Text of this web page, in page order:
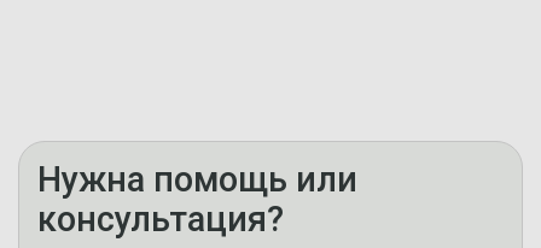
Нужна помощь или
консультация?